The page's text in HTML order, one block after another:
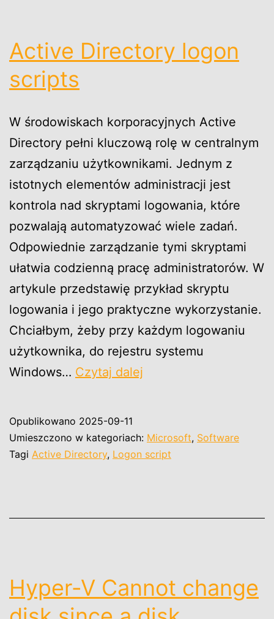
Active Directory logon
scripts
W środowiskach korporacyjnych Active
Directory pełni kluczową rolę w centralnym
zarządzaniu użytkownikami. Jednym z
istotnych elementów administracji jest
kontrola nad skryptami logowania, które
pozwalają automatyzować wiele zadań.
Odpowiednie zarządzanie tymi skryptami
ułatwia codzienną pracę administratorów. W
artykule przedstawię przykład skryptu
logowania i jego praktyczne wykorzystanie.
Chciałbym, żeby przy każdym logowaniu
użytkownika, do rejestru systemu
Windows… Czytaj dalej
scripts
Opublikowano 2025-09-11
Umieszczono w kategoriach: Microsoft, Software
Tagi Active Directory, Logon script
Hyper-V Cannot change